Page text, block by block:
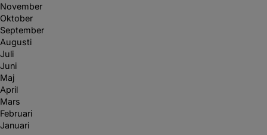
November
Oktober
September
Augusti
Juli
Juni
Maj
April
Mars
Februari
Januari